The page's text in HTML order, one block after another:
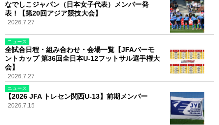
なでしこジャパン（日本女子代表）メンバー発
表！【第20回アジア競技大会】
2026.7.27
ニュース
全試合日程・組み合わせ・会場一覧【JFAバーモ
ントカップ 第36回全日本U-12フットサル選手権大
会】
2026.7.27
ニュース
【2026 JFA トレセン関西U-13】前期メンバー
2026.7.15